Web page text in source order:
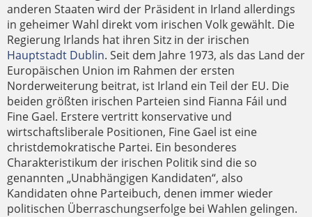
anderen Staaten wird der Präsident in Irland allerdings
in geheimer Wahl direkt vom irischen Volk gewählt. Die
Regierung Irlands hat ihren Sitz in der irischen
Hauptstadt Dublin. Seit dem Jahre 1973, als das Land der
Europäischen Union im Rahmen der ersten
Norderweiterung beitrat, ist Irland ein Teil der EU. Die
beiden größten irischen Parteien sind Fianna Fáil und
Fine Gael. Erstere vertritt konservative und
wirtschaftsliberale Positionen, Fine Gael ist eine
christdemokratische Partei. Ein besonderes
Charakteristikum der irischen Politik sind die so
genannten „Unabhängigen Kandidaten“, also
Kandidaten ohne Parteibuch, denen immer wieder
politischen Überraschungserfolge bei Wahlen gelingen.